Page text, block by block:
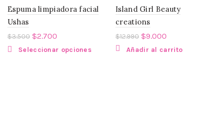
SOLD
OUT
Espuma limpiadora facial
Ushas
$3.500 $2.700
Seleccionar opciones
Island Girl Beauty
creations
$12.990 $9.000
Añadir al carrito